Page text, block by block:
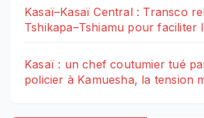
Kasaï–Kasaï Central : Transco
Tshikapa–Tshiamu pour faciliter
Kasaï : un chef coutumier tué
policier à Kamuesha, la tension